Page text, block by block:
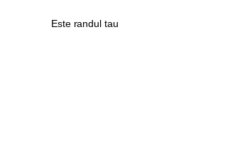
Este randul tau